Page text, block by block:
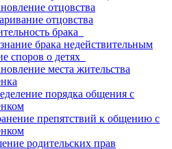
отцовства
отцовства
брака
брака недействительным
споров о детях
места жительства
порядка общения с
препятствий к общению с
родительских прав